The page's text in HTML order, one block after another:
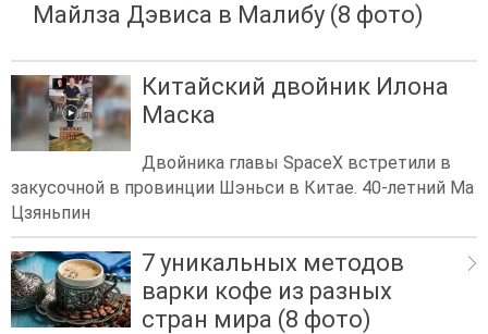
Майлза Дэвиса в Малибу (8 фото)
Китайский двойник Илона
Маска
Двойника главы SpaceX встретили в
закусочной в провинции Шэньси в Китае. 40-летний Ма
Цзяньпин
7 уникальных методов
варки кофе из разных
стран мира (8 фото)